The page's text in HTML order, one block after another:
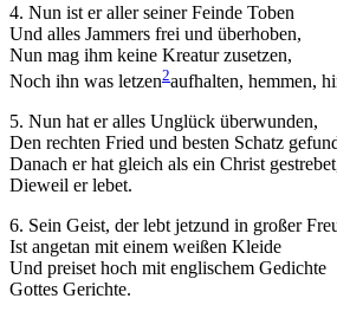
4. Nun ist er aller seiner Feinde Toben
Und alles Jammers frei und überhoben,
Nun mag ihm keine Kreatur zusetzen,
Noch ihn was letzen2aufhalten, hemmen,
5. Nun hat er alles Unglück überwunden,
Den rechten Fried und besten Schatz
Danach er hat gleich als ein Christ
Dieweil er lebet.
6. Sein Geist, der lebt jetzund in großer
Ist angetan mit einem weißen Kleide
Und preiset hoch mit englischem Gedichte
Gottes Gerichte.